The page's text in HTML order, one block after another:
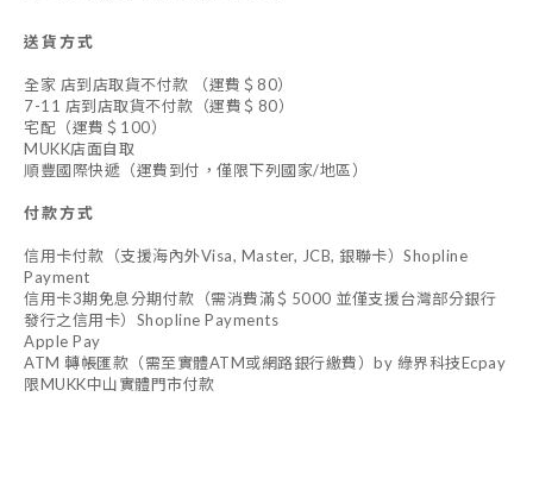
送貨方式
全家 店到店取貨不付款 （運費＄80）
7-11 店到店取貨不付款（運費＄80）
宅配（運費＄100）
MUKK店面自取
順豐國際快遞（運費到付，僅限下列國家/地區）
付款方式
信用卡付款（支援海內外Visa, Master, JCB, 銀聯卡）Shopline
Payment
信用卡3期免息分期付款（需消費滿＄5000 並僅支援台灣部分銀行
發行之信用卡）Shopline Payments
Apple Pay
ATM 轉帳匯款（需至實體ATM或網路銀行繳費）by 綠界科技Ecpay
限MUKK中山實體門市付款